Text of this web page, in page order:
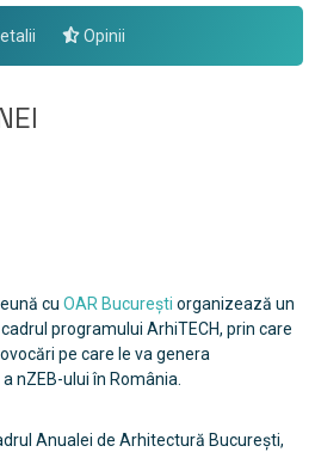
Opinii
cu OAR București organizează un
programului ArhiTECH, prin care
pe care le va genera
nZEB-ului în România.
Anualei de Arhitectură București,